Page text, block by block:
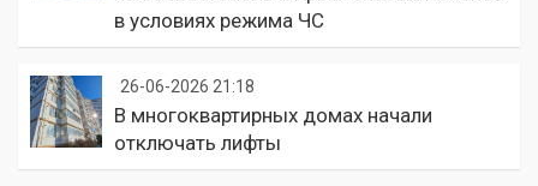
в условиях режима ЧС
26-06-2026 21:18
В многоквартирных домах начали
отключать лифты